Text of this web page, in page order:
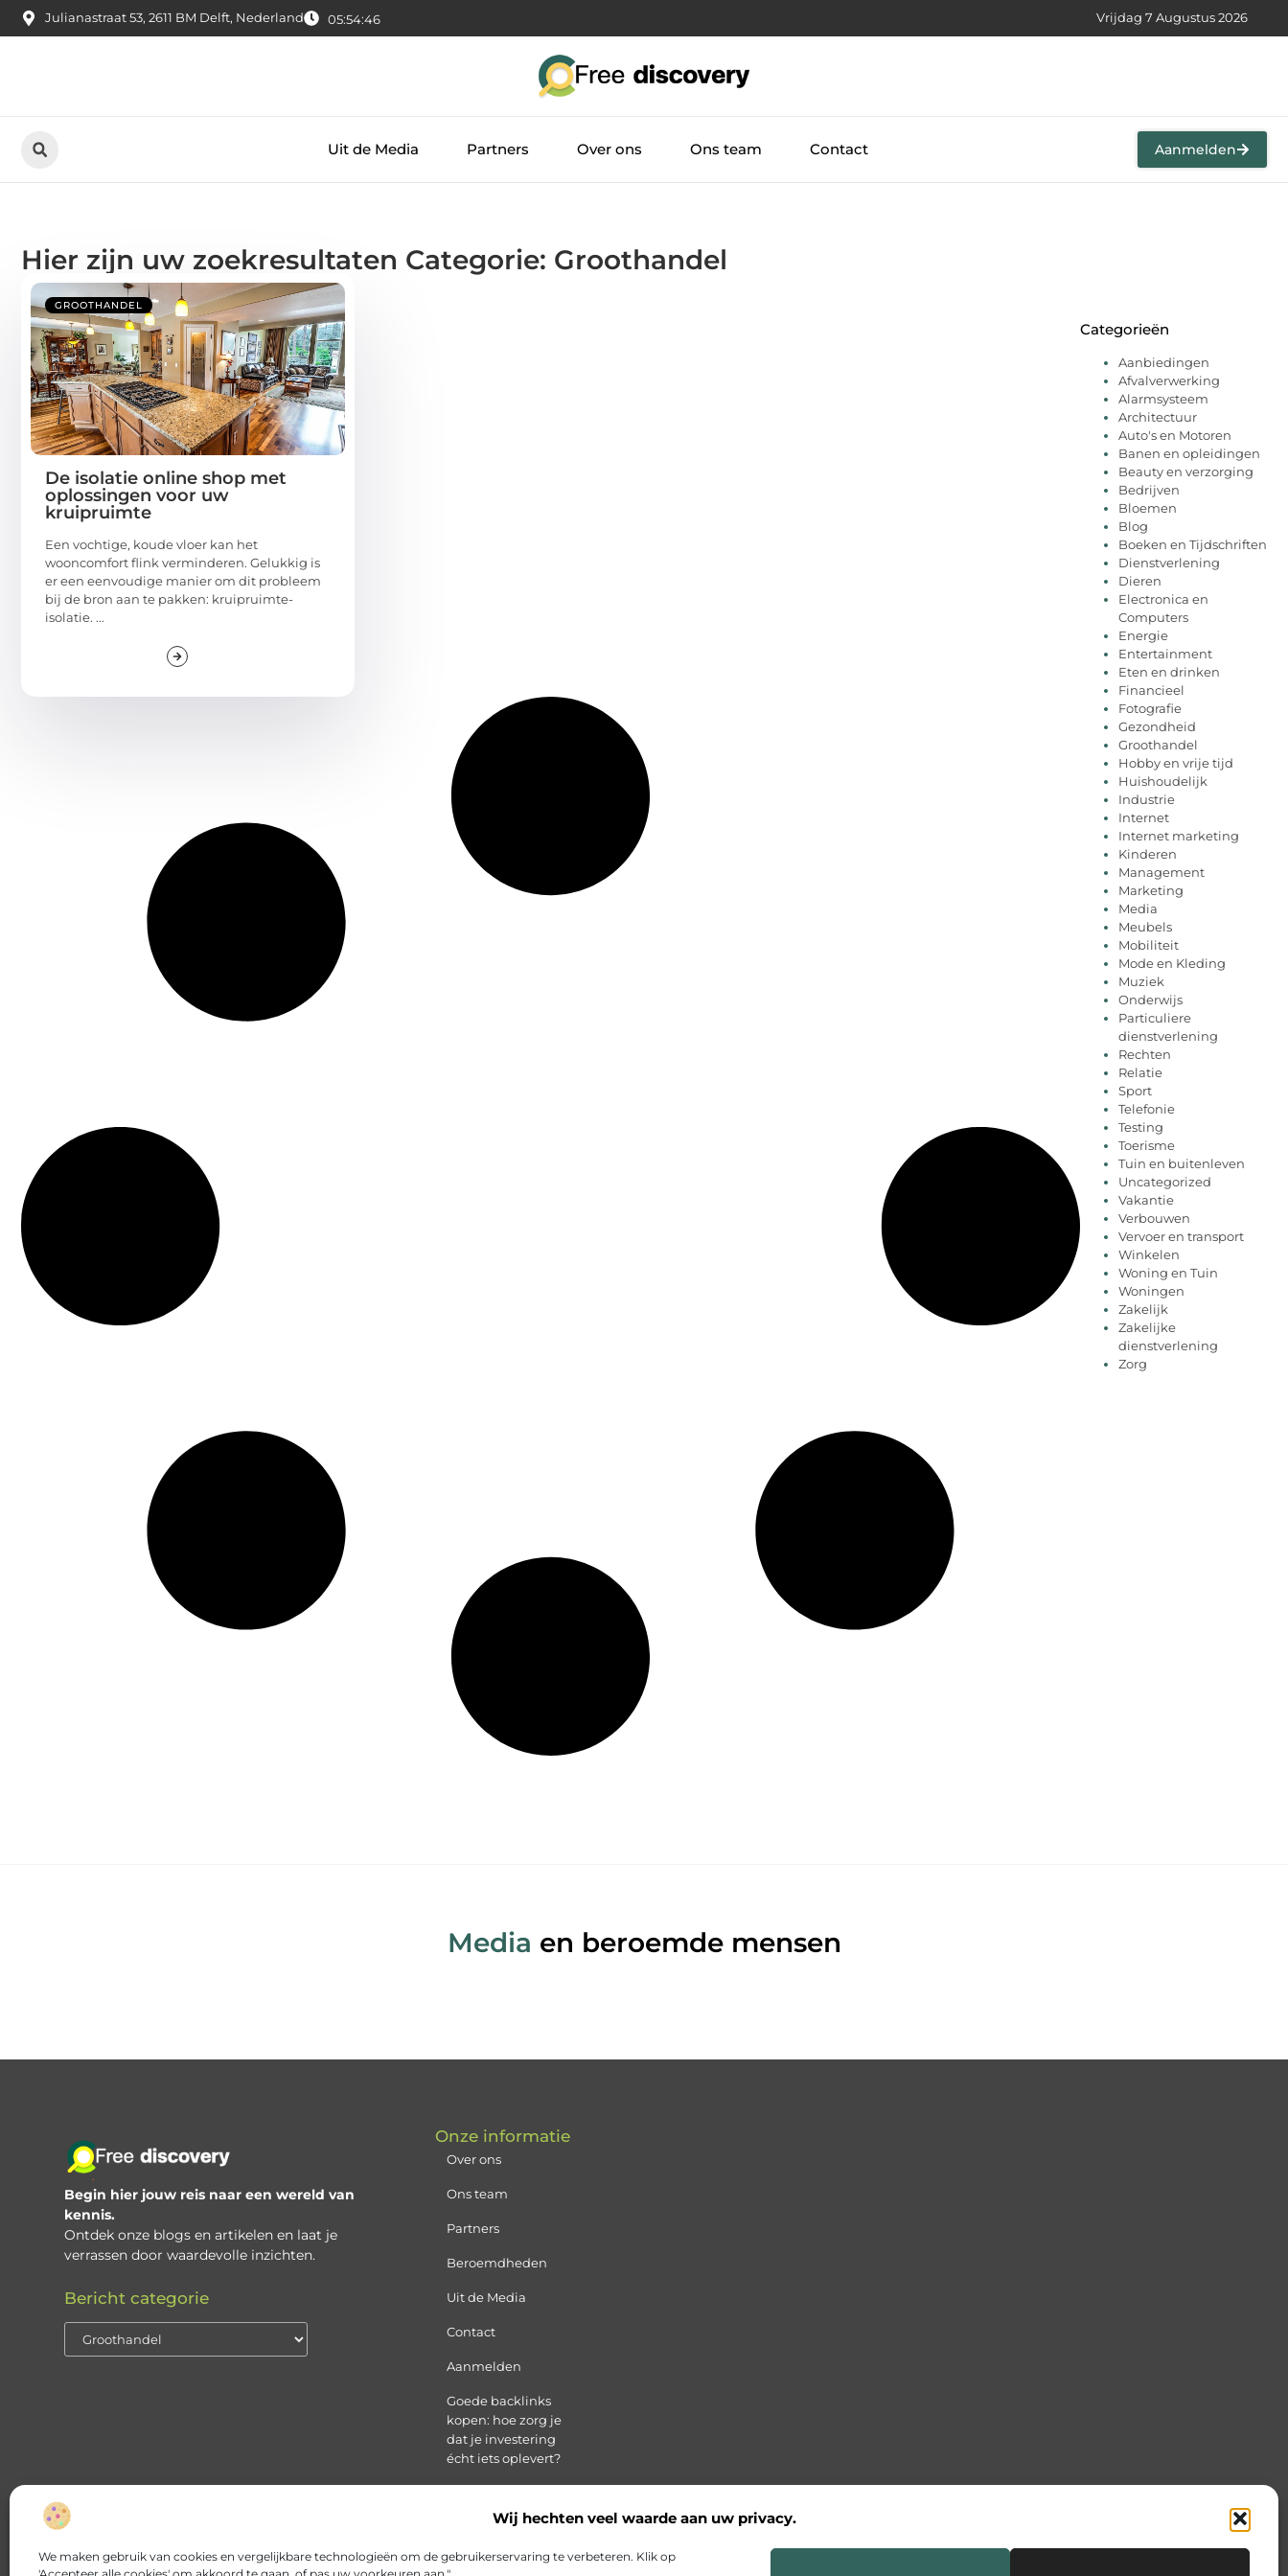
Wij hechten veel waarde aan uw privacy.
We maken gebruik van cookies en vergelijkbare technologieën om de gebruikerservaring te verbeteren. Klik op
Julianastraat 53, 2611 BM Delft, Nederland 05:54:46 Vrijdag 7 Augustus 2026
Uit de Media Partners Over ons Ons team Contact Aanmelden
Hier zijn uw zoekresultaten Categorie: Groothandel
GROOTHANDEL
De isolatie online shop met
oplossingen voor uw
kruipruimte
Een vochtige, koude vloer kan het
wooncomfort flink verminderen. Gelukkig is
er een eenvoudige manier om dit probleem
bij de bron aan te pakken: kruipruimte-
isolatie. ...
Categorieën
Aanbiedingen
Afvalverwerking
Alarmsysteem
Architectuur
Auto's en Motoren
Banen en opleidingen
Beauty en verzorging
Bedrijven
Bloemen
Blog
Boeken en Tijdschriften
Dienstverlening
Dieren
Electronica en
Computers
Energie
Entertainment
Eten en drinken
Financieel
Fotografie
Gezondheid
Groothandel
Hobby en vrije tijd
Huishoudelijk
Industrie
Internet
Internet marketing
Kinderen
Management
Marketing
Media
Meubels
Mobiliteit
Mode en Kleding
Muziek
Onderwijs
Particuliere
dienstverlening
Rechten
Relatie
Sport
Telefonie
Testing
Toerisme
Tuin en buitenleven
Uncategorized
Vakantie
Verbouwen
Vervoer en transport
Winkelen
Woning en Tuin
Woningen
Zakelijk
Zakelijke
dienstverlening
Zorg
Media en beroemde mensen
Begin hier jouw reis naar een wereld van
kennis.
Ontdek onze blogs en artikelen en laat je
verrassen door waardevolle inzichten.
Bericht categorie
Onze informatie
Over ons
Ons team
Partners
Beroemdheden
Uit de Media
Contact
Aanmelden
Goede backlinks
kopen: hoe zorg je
dat je investering
écht iets oplevert?
verdienen met mijn